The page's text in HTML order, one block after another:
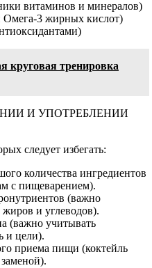
витаминов и минералов)
Омега-3 жирных кислот)
круговая тренировка
И УПОТРЕБЛЕНИИ
следует избегать:
количества ингредиентов
с пищеварением).
(важно
и углеводов).
(важно учитывать
и цели).
приема пищи (коктейль